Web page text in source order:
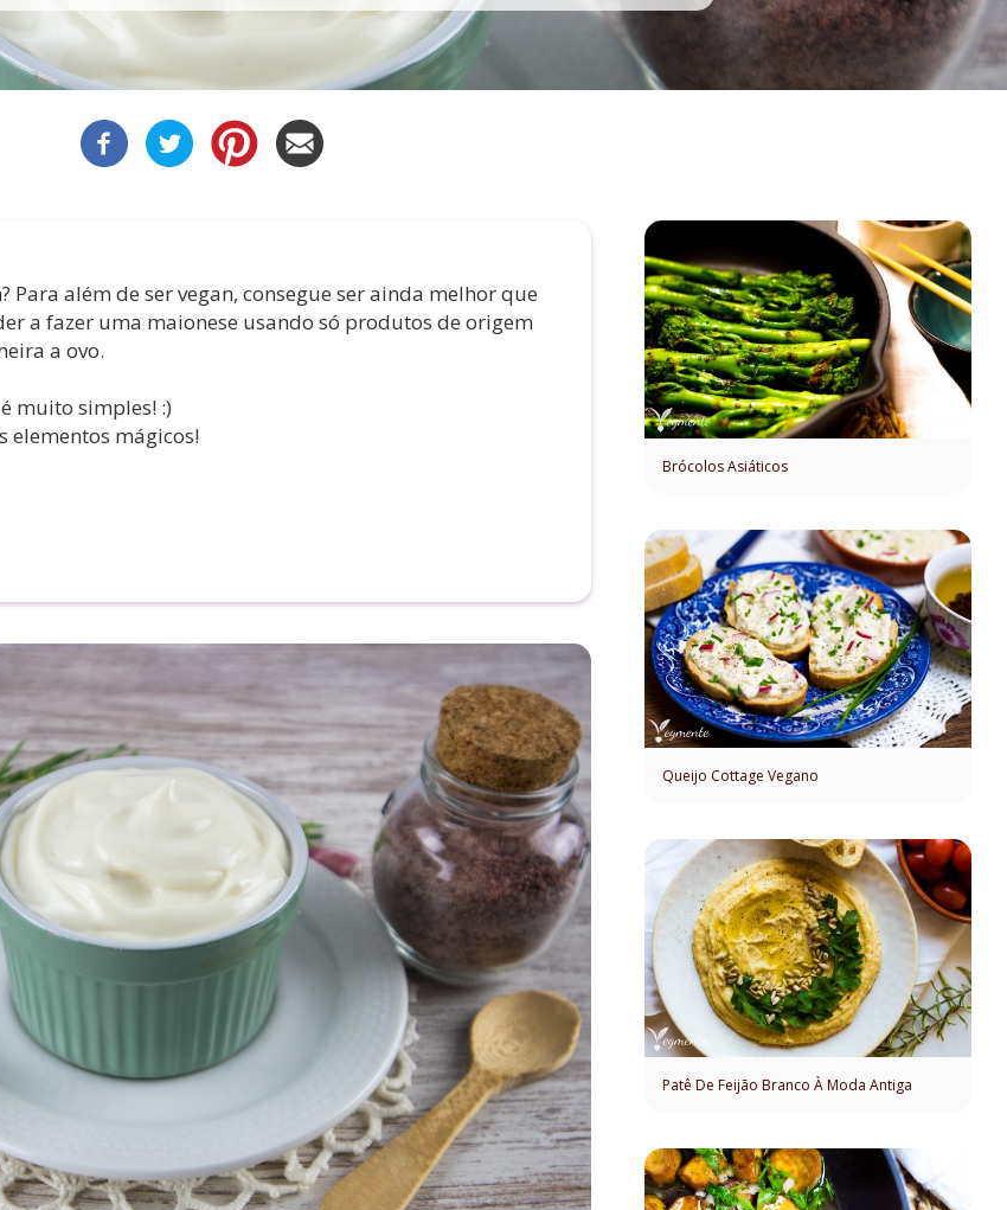
Para além de ser vegan, consegue ser ainda melhor que
a fazer uma maionese usando só produtos de origem
a ovo.
muito simples! :)
elementos mágicos!
Brócolos Asiáticos
Queijo Cottage Vegano
Patê De Feijão Branco À Moda Antiga